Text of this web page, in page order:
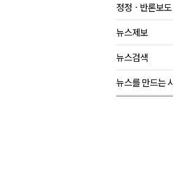
정정ㆍ반론보도
뉴스제보
뉴스검색
뉴스를 만드는